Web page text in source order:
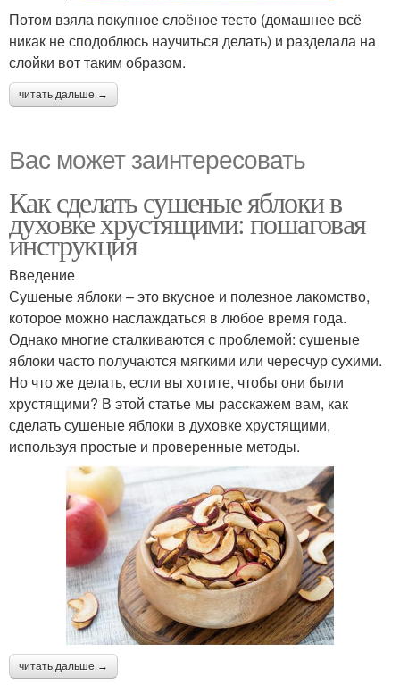
Потом взяла покупное слоёное тесто (домашнее всё
никак не сподоблюсь научиться делать) и разделала на
слойки вот таким образом.
читать дальше →
Вас может заинтересовать
Как сделать сушеные яблоки в
духовке хрустящими: пошаговая
инструкция
Введение
Сушеные яблоки – это вкусное и полезное лакомство,
которое можно наслаждаться в любое время года.
Однако многие сталкиваются с проблемой: сушеные
яблоки часто получаются мягкими или чересчур сухими.
Но что же делать, если вы хотите, чтобы они были
хрустящими? В этой статье мы расскажем вам, как
сделать сушеные яблоки в духовке хрустящими,
используя простые и проверенные методы.
читать дальше →